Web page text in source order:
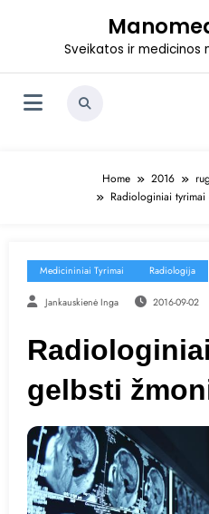
Sveikatos ir medicinos
Home 2016
Radiologiniai
Medicininiai Tyrimai Radiologija
Jankauskienė Inga 2016-09-02
gelbsti